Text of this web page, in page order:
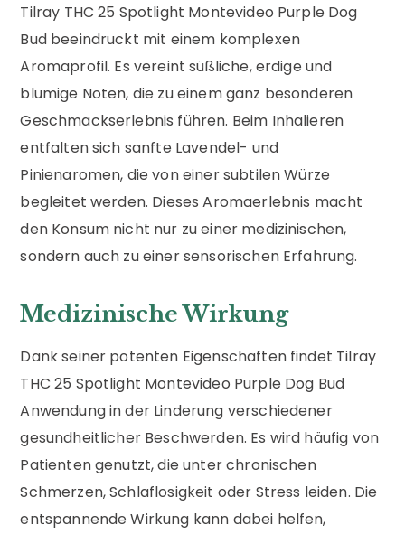
Tilray THC 25 Spotlight Montevideo Purple Dog
Bud beeindruckt mit einem komplexen
Aromaprofil. Es vereint süßliche, erdige und
blumige Noten, die zu einem ganz besonderen
Geschmackserlebnis führen. Beim Inhalieren
entfalten sich sanfte Lavendel- und
Pinienaromen, die von einer subtilen Würze
begleitet werden. Dieses Aromaerlebnis macht
den Konsum nicht nur zu einer medizinischen,
sondern auch zu einer sensorischen Erfahrung.
Medizinische Wirkung
Dank seiner potenten Eigenschaften findet Tilray
THC 25 Spotlight Montevideo Purple Dog Bud
Anwendung in der Linderung verschiedener
gesundheitlicher Beschwerden. Es wird häufig von
Patienten genutzt, die unter chronischen
Schmerzen, Schlaflosigkeit oder Stress leiden. Die
entspannende Wirkung kann dabei helfen,